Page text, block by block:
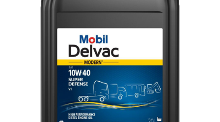
Accesorii spalare si uscare
Curatare generala
Spalare si detailing rapid
Decontaminare vopsea